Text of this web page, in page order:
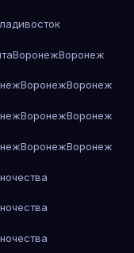
ВоронежВоронеж
ВоронежВоронеж
ВоронежВоронеж
ВоронежВоронеж